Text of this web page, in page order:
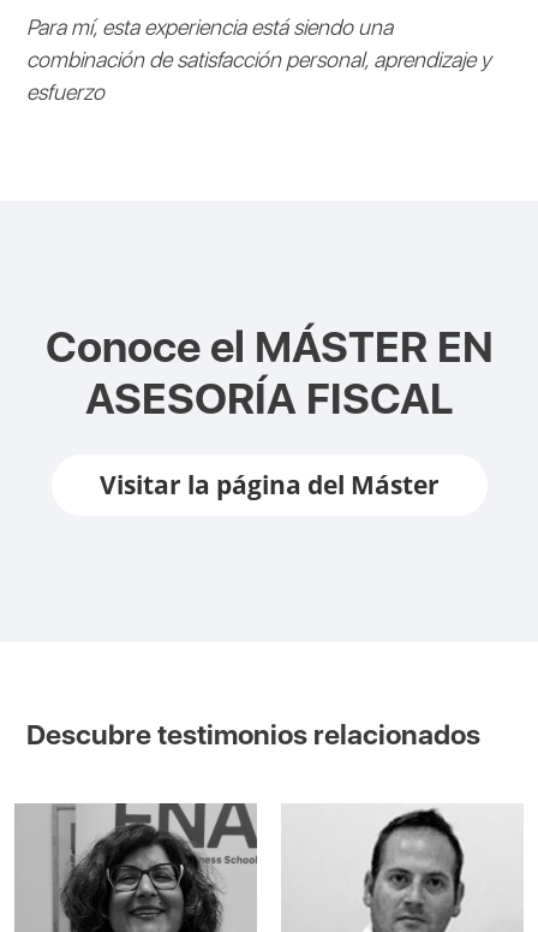
Para mí, esta experiencia está siendo una
combinación de satisfacción personal, aprendizaje y
esfuerzo
Conoce el MÁSTER EN
ASESORÍA FISCAL
Visitar la página del Máster
Descubre testimonios relacionados